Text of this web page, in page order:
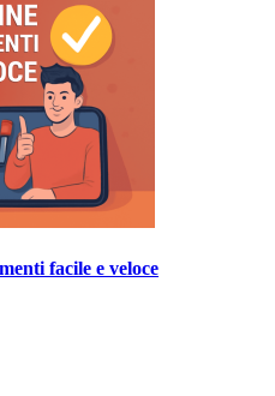
facile e veloce